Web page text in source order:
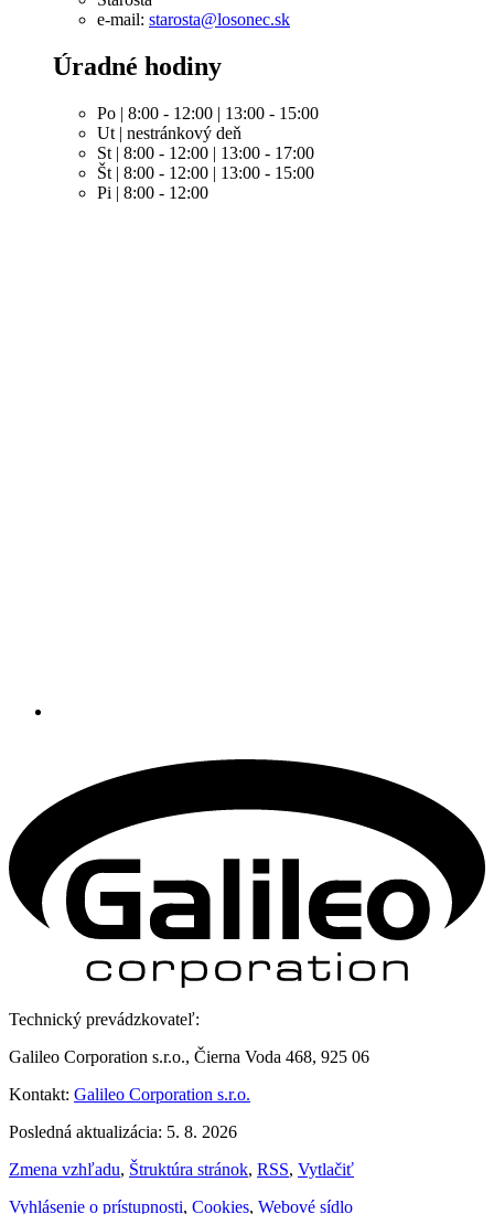
e-mail: starosta@losonec.sk
Úradné hodiny
Po | 8:00 - 12:00 | 13:00 - 15:00
Ut | nestránkový deň
St | 8:00 - 12:00 | 13:00 - 17:00
Št | 8:00 - 12:00 | 13:00 - 15:00
Pi | 8:00 - 12:00
Technický prevádzkovateľ:
Galileo Corporation s.r.o., Čierna Voda 468, 925 06
Kontakt: Galileo Corporation s.r.o.
Posledná aktualizácia: 5. 8. 2026
Zmena vzhľadu, Štruktúra stránok, RSS, Vytlačiť
Vyhlásenie o prístupnosti, Cookies, Webové sídlo